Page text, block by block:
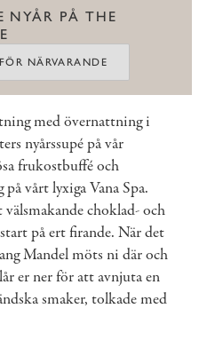
NYÅR PÅ THE
NÄRVARANDE
med övernattning i
nyårssupé på vår
frukostbuffé och
vårt lyxiga Vana Spa.
choklad- och
på ert firande. När det
Mandel möts ni där och
er ner för att avnjuta en
smaker, tolkade med